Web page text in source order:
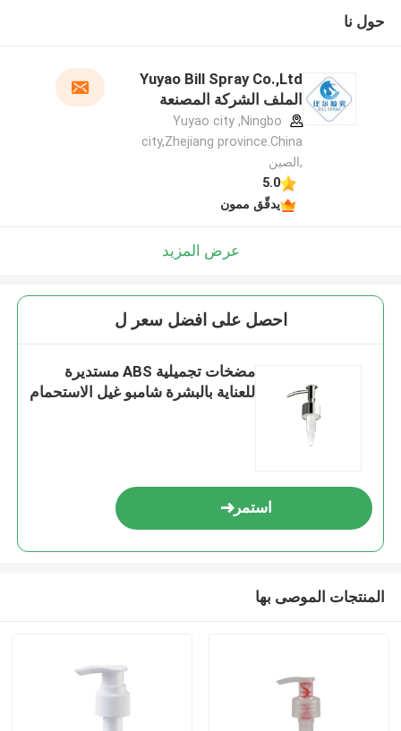
حول نا
Yuyao Bill Spray Co.,Ltd
الملف الشركة المصنعة
Yuyao city ,Ningbo
city,Zhejiang province.China
,الصين
5.0
يدقّق ممون
عرض المزيد
احصل على افضل سعر ل
مضخات تجميلية ABS مستديرة
للعناية بالبشرة شامبو غيل الاستحمام
استمر
المنتجات الموصى بها